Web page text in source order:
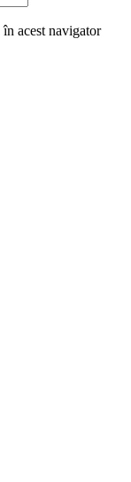
acest navigator